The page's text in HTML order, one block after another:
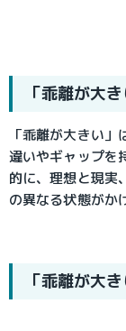
「乖離が大
「乖離が大きい
違いやギャップを
的に、理想と現実
の異なる状態がか
「乖離が大